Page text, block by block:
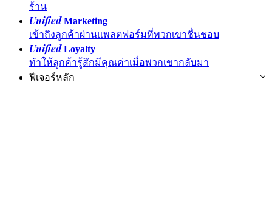
ร้าน
UnifiedMarketing
เข้าถึงลูกค้าผ่านแพลตฟอร์มที่พวกเขาชื่นชอบ
UnifiedLoyalty
ทำให้ลูกค้ารู้สึกมีคุณค่าเมื่อพวกเขากลับมา
ฟีเจอร์หลัก